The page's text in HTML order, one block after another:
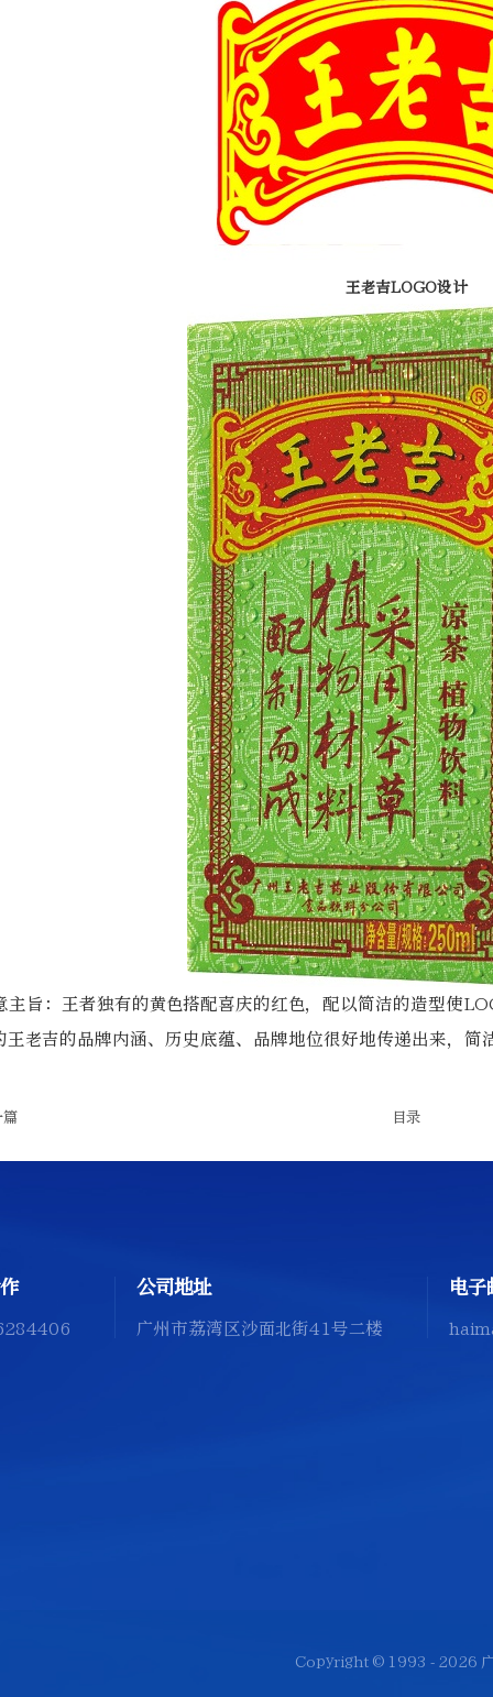
王老吉LOGO设计
主旨：王者独有的黄色搭配喜庆的红色，配以简洁的造型使
王老吉的品牌内涵、历史底蕴、品牌地位很好地传递出来，简
篇 目录
公司地址
广州市荔湾区沙面北街41号二楼
电子
Copyright © 1993 - 2026